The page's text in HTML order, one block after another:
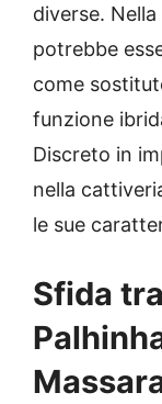
diverse.
potrebbe
come
funzione
Discreto in
nella
le sue
Sfida